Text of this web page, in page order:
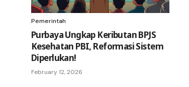
Pemerintah
Purbaya Ungkap Keributan BPJS
Kesehatan PBI, Reformasi Sistem
Diperlukan!
February 12, 2026